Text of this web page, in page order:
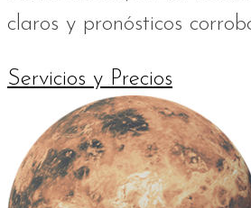
claros y pronósticos
Servicios y Precios